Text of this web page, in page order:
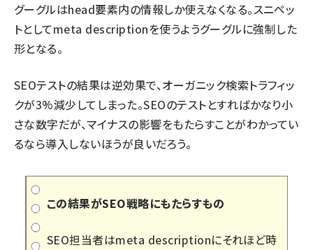
グーグルはhead要素内の情報しか使えなくなる。スニペッ
トとしてmeta descriptionを使うようグーグルに強制した
形となる。
SEOテストの結果は逆効果で、オーガニック検索トラフィッ
クが3%減少してしまった。SEOのテストとすればかなり小
さな数字だが、マイナスの影響をもたらすことがわかってい
るなら導入しないほうが良いだろう。
この結果がSEO戦略にもたらすもの
SEO担当者はmeta descriptionにそれほど時